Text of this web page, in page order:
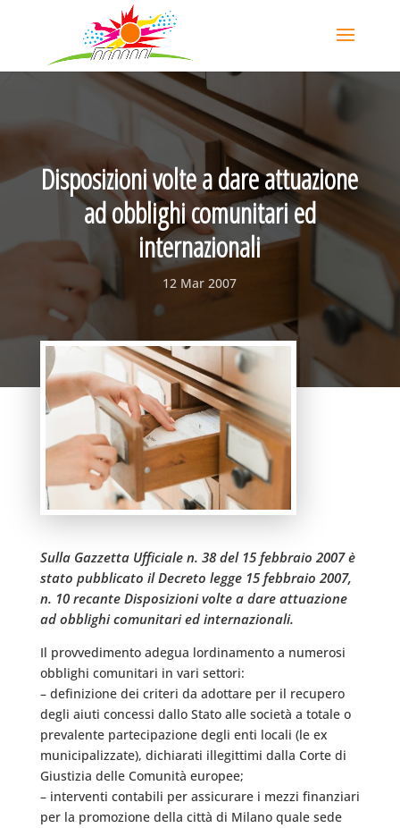
Disposizioni volte a dare attuazione
ad obblighi comunitari ed
internazionali
12 Mar 2007
Sulla Gazzetta Ufficiale n. 38 del 15 febbraio 2007 è
stato pubblicato il Decreto legge 15 febbraio 2007,
n. 10 recante Disposizioni volte a dare attuazione
ad obblighi comunitari ed internazionali.
Il provvedimento adegua lordinamento a numerosi
obblighi comunitari in vari settori:
– definizione dei criteri da adottare per il recupero
degli aiuti concessi dallo Stato alle società a totale o
prevalente partecipazione degli enti locali (le ex
municipalizzate), dichiarati illegittimi dalla Corte di
Giustizia delle Comunità europee;
– interventi contabili per assicurare i mezzi finanziari
per la promozione della città di Milano quale sede